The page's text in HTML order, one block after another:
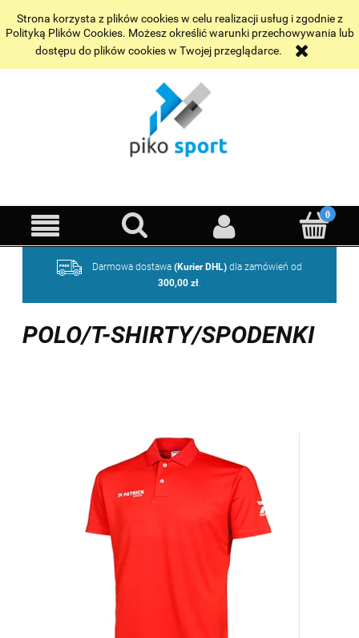
Strona korzysta z plików cookies w celu realizacji usług i zgodnie z
Polityką Plików Cookies. Możesz określić warunki przechowywania lub
dostępu do plików cookies w Twojej przeglądarce.
Wybrane realizacje Kontakt
Darmowa dostawa(Kurier DHL) dla zamówień od
300,00 zł
POLO/T-SHIRTY/SPODENKI